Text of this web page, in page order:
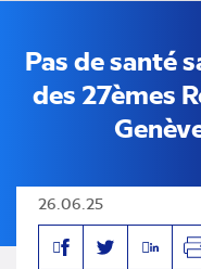
Pas de santé
des 27èmes
26.06.25
FacebookTwitter